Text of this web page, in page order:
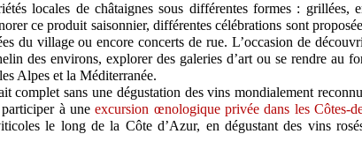
locales de châtaignes sous différentes formes : grillées,
ce produit saisonnier, différentes célébrations sont
du village ou encore concerts de rue. L’occasion de
des environs, explorer des galeries d’art ou se rendre au
Alpes et la Méditerranée.
complet sans une dégustation des vins mondialement
à uneexcursion œnologique privée dans les Côtes-
le long de la Côte d’Azur, en dégustant des vins